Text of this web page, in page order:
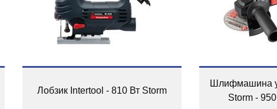
Лобзик Intertool - 810 Вт Storm
Шлифмашина
Storm -